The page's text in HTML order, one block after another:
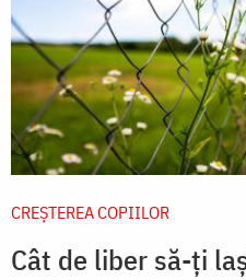
CREŞTEREA COPIILOR
Cât de liber să-ți